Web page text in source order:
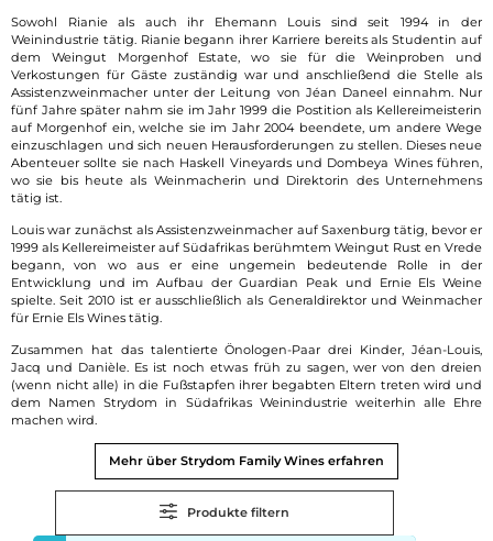
Sowohl Rianie als auch ihr Ehemann Louis sind seit 1994 in der
Weinindustrie tätig. Rianie begann ihrer Karriere bereits als Studentin auf
dem Weingut Morgenhof Estate, wo sie für die Weinproben und
Verkostungen für Gäste zuständig war und anschließend die Stelle als
Assistenzweinmacher unter der Leitung von Jéan Daneel einnahm. Nur
fünf Jahre später nahm sie im Jahr 1999 die Postition als Kellereimeisterin
auf Morgenhof ein, welche sie im Jahr 2004 beendete, um andere Wege
einzuschlagen und sich neuen Herausforderungen zu stellen. Dieses neue
Abenteuer sollte sie nach Haskell Vineyards und Dombeya Wines führen,
wo sie bis heute als Weinmacherin und Direktorin des Unternehmens
tätig ist.
Louis war zunächst als Assistenzweinmacher auf Saxenburg tätig, bevor er
1999 als Kellereimeister auf Südafrikas berühmtem Weingut Rust en Vrede
begann, von wo aus er eine ungemein bedeutende Rolle in der
Entwicklung und im Aufbau der Guardian Peak und Ernie Els Weine
spielte. Seit 2010 ist er ausschließlich als Generaldirektor und Weinmacher
für Ernie Els Wines tätig.
Zusammen hat das talentierte Önologen-Paar drei Kinder, Jéan-Louis,
Jacq und Danièle. Es ist noch etwas früh zu sagen, wer von den dreien
(wenn nicht alle) in die Fußstapfen ihrer begabten Eltern treten wird und
dem Namen Strydom in Südafrikas Weinindustrie weiterhin alle Ehre
machen wird.
Mehr über Strydom Family Wines erfahren
Produkte filtern